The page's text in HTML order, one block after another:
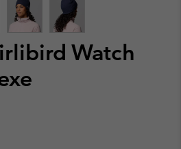
Watch